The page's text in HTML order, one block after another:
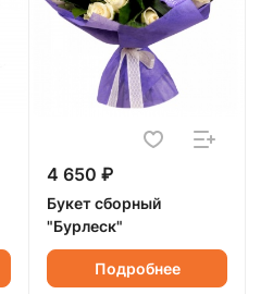
4 650 ₽
Букет сборный
"Бурлеск"
Подробнее